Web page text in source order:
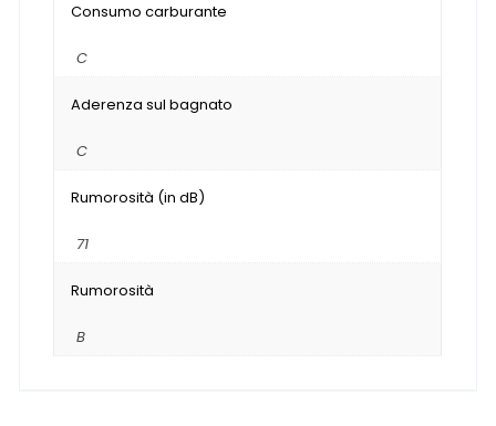
Consumo carburante
C
Aderenza sul bagnato
C
Rumorosità (in dB)
71
Rumorosità
B